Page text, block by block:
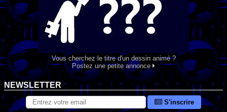
Vous cherchez le titre d'un dessin animé ?
Postez une petite annonce
NEWSLETTER
S'inscrire